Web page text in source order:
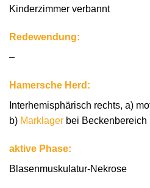
Kinderzimmer verbannt
Redewendung:
–
Hamersche Herd:
Interhemisphärisch rechts, a)
b) Marklager bei Beckenbereich
aktive Phase:
Blasenmuskulatur-Nekrose